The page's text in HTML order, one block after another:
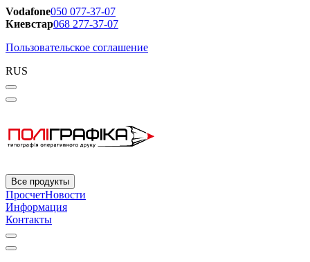
Vodafone050 077-37-07
Киевстар068 277-37-07
Пользовательское соглашение
RUS
Все продукты
ПросчетНовости
Информация
Контакты